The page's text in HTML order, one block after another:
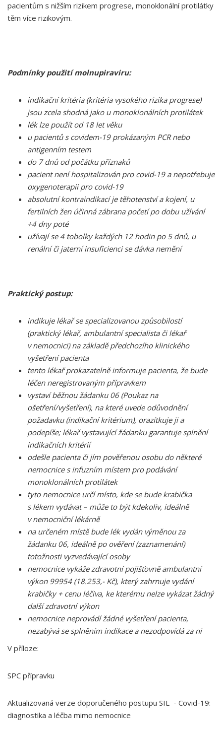
pacientům s nižším rizikem progrese, monoklonální protilátky
těm více rizikovým.
Podmínky použití molnupiraviru:
indikační kritéria (kritéria vysokého rizika progrese)
jsou zcela shodná jako u monoklonálních protilátek
lék lze použít od 18 let věku
u pacientů s covidem-19 prokázaným PCR nebo
antigenním testem
do 7 dnů od počátku příznaků
pacient není hospitalizován pro covid-19 a nepotřebuje
oxygenoterapii pro covid-19
absolutní kontraindikací je těhotenství a kojení, u
fertilních žen účinná zábrana početí po dobu užívání
+4 dny poté
užívají se 4 tobolky každých 12 hodin po 5 dnů, u
renální či jaterní insuficienci se dávka nemění
Praktický postup:
indikuje lékař se specializovanou způsobilostí
(praktický lékař, ambulantní specialista či lékař
v nemocnici) na základě předchozího klinického
vyšetření pacienta
tento lékař prokazatelně informuje pacienta, že bude
léčen neregistrovaným přípravkem
vystaví běžnou žádanku 06 (Poukaz na
ošetření/vyšetření), na které uvede odůvodnění
požadavku (indikační kritérium), orazítkuje ji a
podepíše; lékař vystavující žádanku garantuje splnění
indikačních kritérií
odešle pacienta či jím pověřenou osobu do některé
nemocnice s infuzním místem pro podávání
monoklonálních protilátek
tyto nemocnice určí místo, kde se bude krabička
s lékem vydávat – může to být kdekoliv, ideálně
v nemocniční lékárně
na určeném místě bude lék vydán výměnou za
žádanku 06, ideálně po ověření (zaznamenání)
totožnosti vyzvedávající osoby
nemocnice vykáže zdravotní pojišťovně ambulantní
výkon 99954 (18.253,- Kč), který zahrnuje vydání
krabičky + cenu léčiva, ke kterému nelze vykázat žádný
další zdravotní výkon
nemocnice neprovádí žádné vyšetření pacienta,
nezabývá se splněním indikace a nezodpovídá za ni
V příloze:
SPC přípravku
Aktualizovaná verze doporučeného postupu SIL - Covid-19:
diagnostika a léčba mimo nemocnice